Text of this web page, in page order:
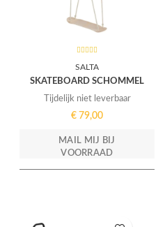
SALTA
SKATEBOARD SCHOMMEL
Tijdelijk niet leverbaar
€ 79,00
MAIL MIJ BIJ
VOORRAAD